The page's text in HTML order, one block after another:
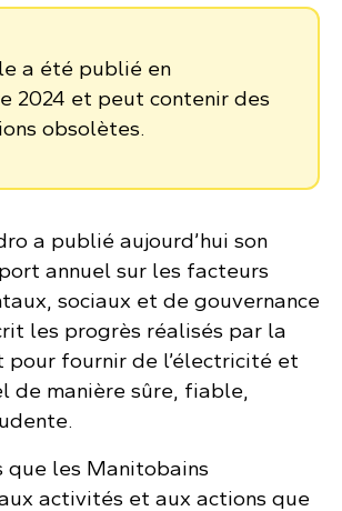
a été publié en
2024 et peut contenir des
obsolètes.
a publié aujourd’hui son
annuel sur les facteurs
sociaux et de gouvernance
les progrès réalisés par la
pour fournir de l’électricité et
de manière sûre, fiable,
que les Manitobains
activités et aux actions que